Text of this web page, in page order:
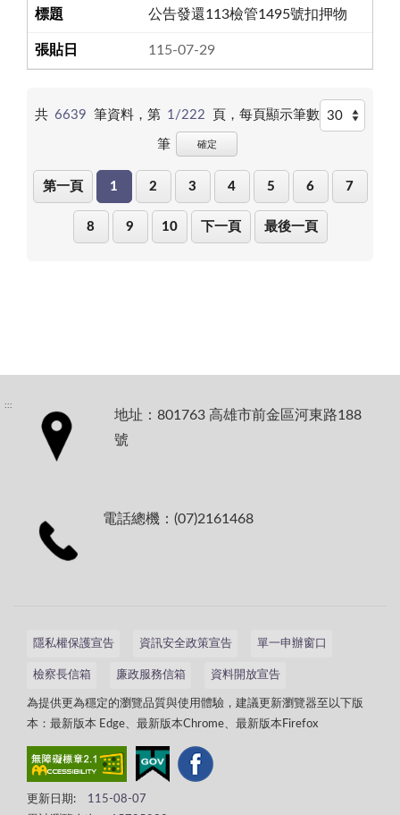
公告發還113檢管1495號扣押物
115-07-29
共 6639 筆資料，第 1/222 頁， 每頁顯示筆數
筆 確定
第一頁 1 2 3 4 5 6 7
8 9 10 下一頁 最後一頁
:::
地址：801763 高雄市前金區河東路188
號
電話總機：(07)2161468
隱私權保護宣告 資訊安全政策宣告 單一申辦窗口
檢察長信箱 廉政服務信箱 資料開放宣告
為提供更為穩定的瀏覽品質與使用體驗，建議更新瀏覽器至以下版
本：最新版本 Edge、最新版本Chrome、最新版本Firefox
更新日期:
115-08-07